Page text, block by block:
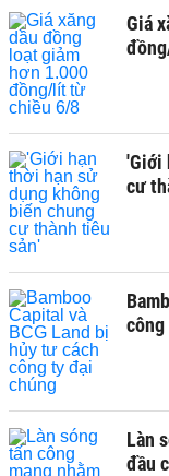
Giá
'Giới
cư
Làn
đầu